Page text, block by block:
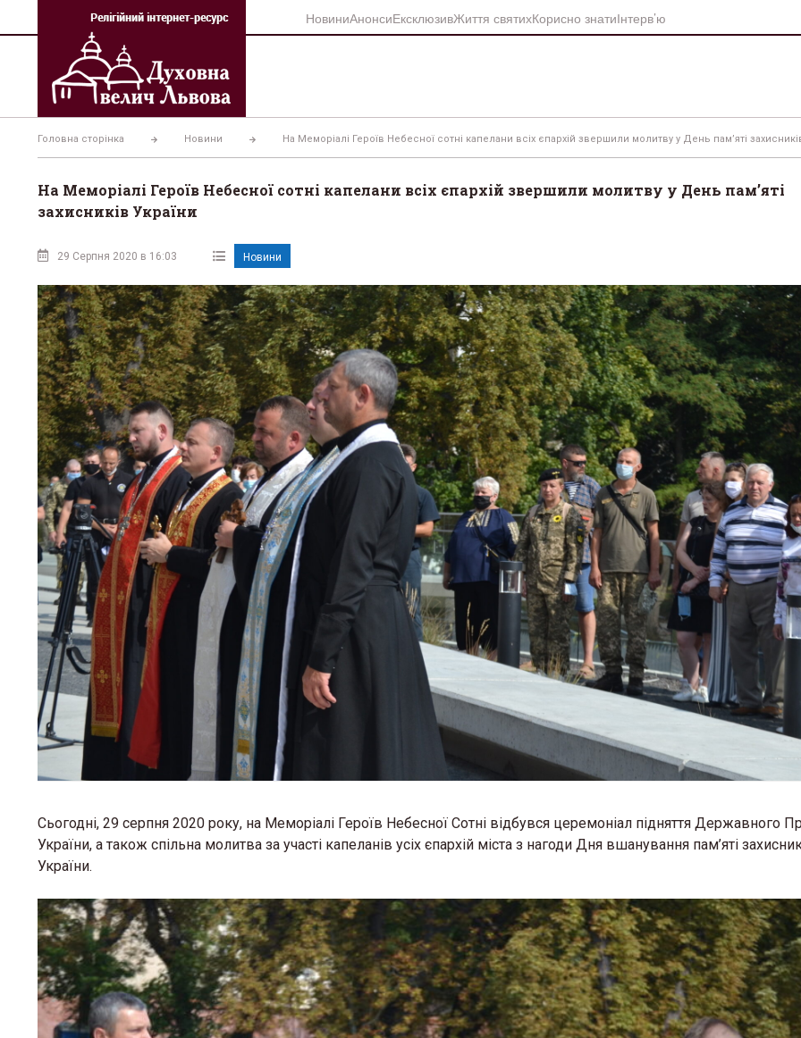
вмісту
НовиниАнонсиЕксклюзивЖиття святихКорисно знатиІнтерв’ю
Головна сторінка Новини На Меморіалі Героїв Небесної сотні капелани всіх єпархій звершили молитву у День пам’яті
На Меморіалі Героїв Небесної сотні капелани всіх єпархій звершили молитву у День пам’яті
захисників України
29 Серпня 2020 в 16:03 Новини
Сьогодні, 29 серпня 2020 року, на Меморіалі Героїв Небесної Сотні відбувся церемоніал підняття Державного
України, а також спільна молитва за участі капеланів усіх єпархій міста з нагоди Дня вшанування пам’яті
України.